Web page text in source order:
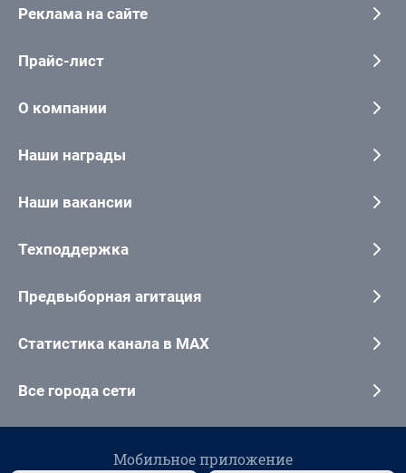
Реклама на сайте
Прайс-лист
О компании
Наши награды
Наши вакансии
Техподдержка
Предвыборная агитация
Статистика канала в MAX
Все города сети
Мобильное приложение